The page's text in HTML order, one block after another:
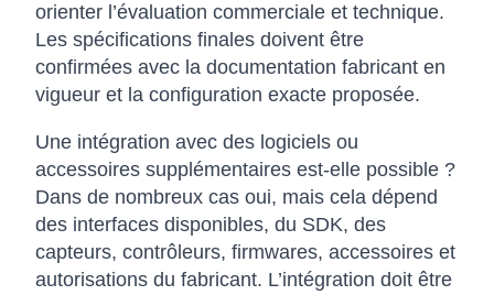
orienter l’évaluation commerciale et technique.
Les spécifications finales doivent être
confirmées avec la documentation fabricant en
vigueur et la configuration exacte proposée.
Une intégration avec des logiciels ou
accessoires supplémentaires est-elle possible ?
Dans de nombreux cas oui, mais cela dépend
des interfaces disponibles, du SDK, des
capteurs, contrôleurs, firmwares, accessoires et
autorisations du fabricant. L’intégration doit être